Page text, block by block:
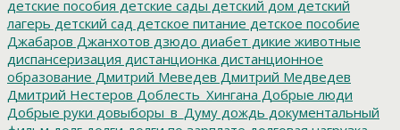
детские пособия детские сады детский дом детский
лагерь детский сад детское питание детское пособие
Джабаров Джанхотов дзюдо диабет дикие животные
диспансеризация дистанционка дистанционное
образование Дмитрий Меведев Дмитрий Медведев
Дмитрий Нестеров Доблесть_Хингана Добрые люди
Добрые руки довыборы_в_Думу дождь документальный